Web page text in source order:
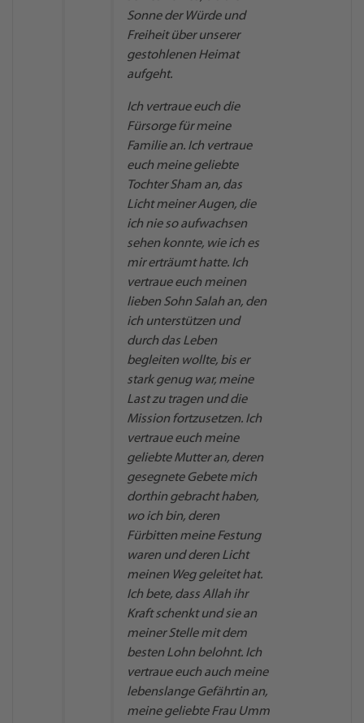
Sonne der Würde und
Freiheit über unserer
gestohlenen Heimat
aufgeht.
Ich vertraue euch die
Fürsorge für meine
Familie an. Ich vertraue
euch meine geliebte
Tochter Sham an, das
Licht meiner Augen, die
ich nie so aufwachsen
sehen konnte, wie ich es
mir erträumt hatte. Ich
vertraue euch meinen
lieben Sohn Salah an, den
ich unterstützen und
durch das Leben
begleiten wollte, bis er
stark genug war, meine
Last zu tragen und die
Mission fortzusetzen. Ich
vertraue euch meine
geliebte Mutter an, deren
gesegnete Gebete mich
dorthin gebracht haben,
wo ich bin, deren
Fürbitten meine Festung
waren und deren Licht
meinen Weg geleitet hat.
Ich bete, dass Allah ihr
Kraft schenkt und sie an
meiner Stelle mit dem
besten Lohn belohnt. Ich
vertraue euch auch meine
lebenslange Gefährtin an,
meine geliebte Frau Umm